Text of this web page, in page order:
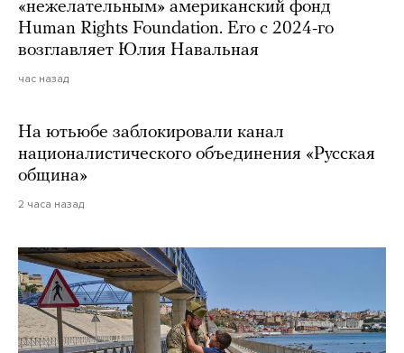
«нежелательным» американский фонд
Human Rights Foundation. Его с 2024-го
возглавляет Юлия Навальная
час назад
На ютьюбе заблокировали канал
националистического объединения «Русская
община»
2 часа назад